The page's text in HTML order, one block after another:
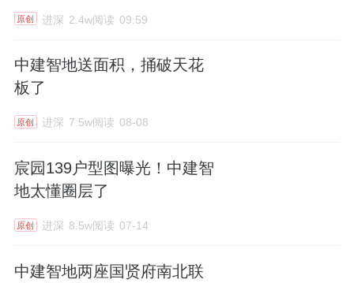
原创 进深 2.4w阅读 09:59
中建智地送面积，捅破天花
板了
原创 进深 7.5w阅读 08-08
宸园139户型图曝光！中建智
地太懂圈层了
原创 进深 8.5w阅读 07-14
中建智地两座国贤府南北联